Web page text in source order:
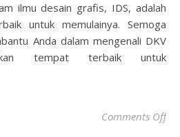
ilmu desain grafis, IDS, adalah
untuk memulainya. Semoga
Anda dalam mengenali DKV
tempat terbaik untuk
Comments Offon